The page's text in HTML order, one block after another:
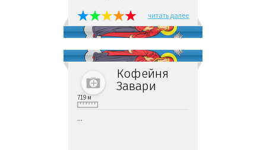
читать далее
Кофейня
Завари
719 м
...